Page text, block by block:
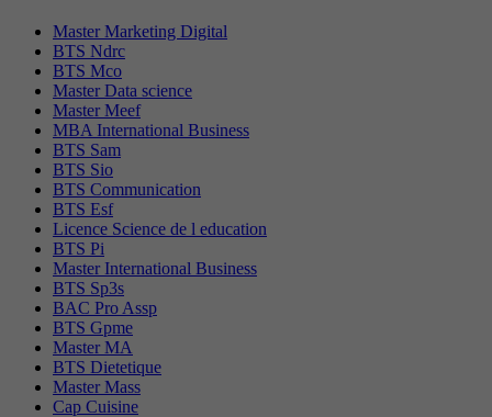
Master Marketing Digital
BTS Ndrc
BTS Mco
Master Data science
Master Meef
MBA International Business
BTS Sam
BTS Sio
BTS Communication
BTS Esf
Licence Science de l education
BTS Pi
Master International Business
BTS Sp3s
BAC Pro Assp
BTS Gpme
Master MA
BTS Dietetique
Master Mass
Cap Cuisine